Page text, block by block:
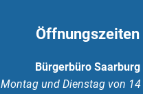
Öffnungszeiten
Bürgerbüro Saarburg
Montag und Dienstag von